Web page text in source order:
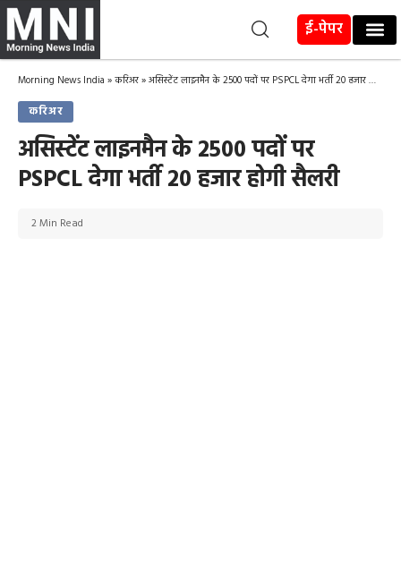
ई-पेपर
Morning News India »करिअर»असिस्टेंट लाइनमैन के 2500 पदों पर PSPCL देगा भर्ती 20 हजार होगी सैलरी
करिअर
असिस्टेंट लाइनमैन के 2500 पदों पर
PSPCL देगा भर्ती 20 हजार होगी सैलरी
2 Min Read